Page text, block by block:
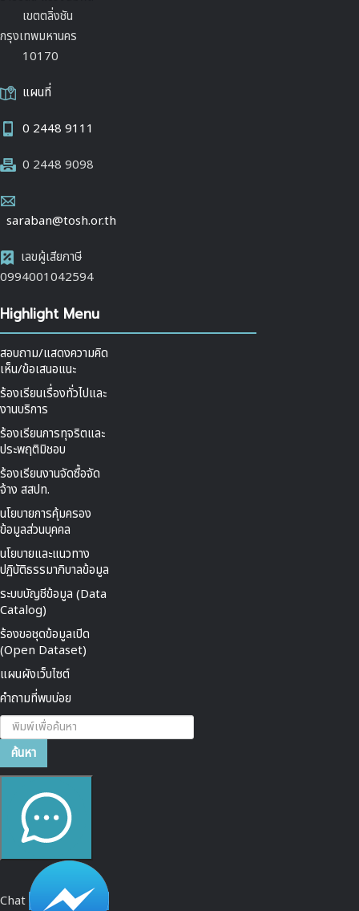
เขตตลิ่งชัน
กรุงเทพมหานคร
10170
แผนที่
0 2448 9111
0 2448 9098
saraban@tosh.or.th
เลขผู้เสียภาษี
0994001042594
Highlight Menu
สอบถาม/แสดงความคิด
เห็น/ข้อเสนอแนะ
ร้องเรียนเรื่องทั่วไปและ
งานบริการ
ร้องเรียนการทุจริตและ
ประพฤติมิชอบ
ร้องเรียนงานจัดซื้อจัด
จ้าง สสปท.
นโยบายการคุ้มครอง
ข้อมูลส่วนบุคคล
นโยบายและแนวทาง
ปฏิบัติธรรมาภิบาลข้อมูล
ระบบบัญชีข้อมูล (Data
Catalog)
ร้องขอชุดข้อมูลเปิด
(Open Dataset)
แผนผังเว็บไซต์
คำถามที่พบบ่อย
ค้นหา...
ค้นหา
Chat